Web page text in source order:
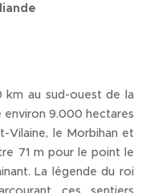
au sud-ouest de la
environ 9.000 hectares
Vilaine, le Morbihan et
71 m pour le point le
La légende du roi